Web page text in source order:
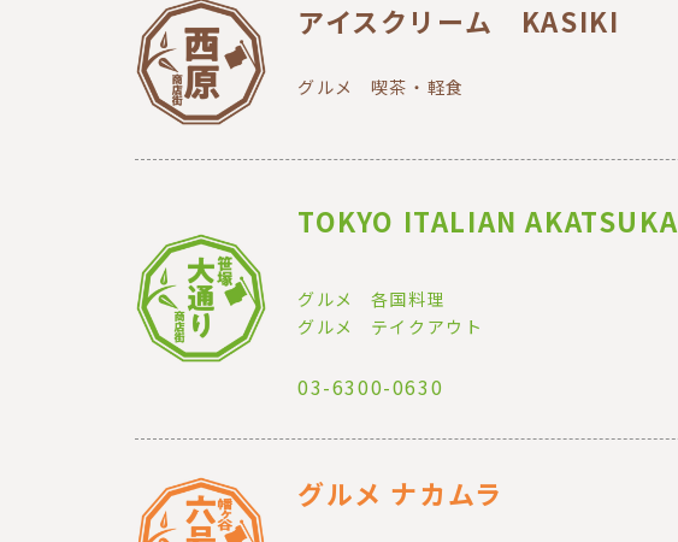
アイスクリーム KASIKI
グルメ 喫茶・軽食
TOKYO ITALIAN AKATSUKA
グルメ
各国料理
グルメ
テイクアウト
03-6300-0630
グルメ ナカムラ